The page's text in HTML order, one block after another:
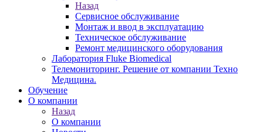
Назад
Сервисное обслуживание
Монтаж и ввод в эксплуатацию
Техническое обслуживание
Ремонт медицинского оборудования
Лаборатория Fluke Biomedical
Телемониторинг. Решение от компании Техно
Медицина.
Обучение
О компании
Назад
О компании